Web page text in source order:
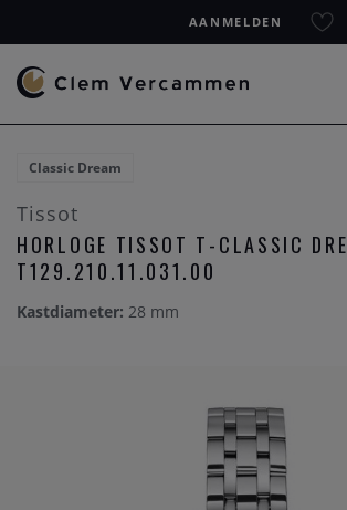
AANMELDEN
Classic Dream
Tissot
HORLOGE TISSOT T-CLASSIC
T129.210.11.031.00
Kastdiameter: 28 mm